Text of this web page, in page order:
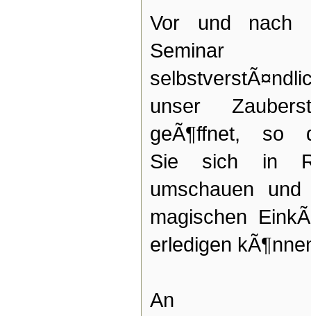
Vor und nach
Seminar
unser
geÃ¶ffnet, so
Sie sich in
umschauen und
magischen
erledigen
An